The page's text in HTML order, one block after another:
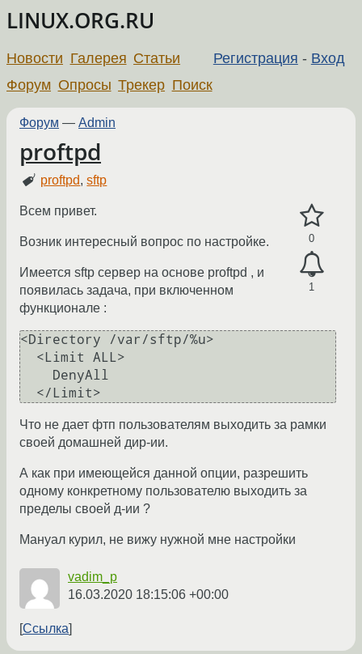
LINUX.ORG.RU
Регистрация - Вход
Новости Галерея Статьи
Форум Опросы Трекер Поиск
Форум — Admin
proftpd
proftpd,sftp
0
1
Всем привет.
Возник интересный вопрос по настройке.
Имеется sftp сервер на основе proftpd , и
появилась задача, при включенном
функционале :
<Directory /var/sftp/%u>
Что не дает фтп пользователям выходить за рамки
своей домашней дир-ии.
А как при имеющейся данной опции, разрешить
одному конкретному пользователю выходить за
пределы своей д-ии ?
Мануал курил, не вижу нужной мне настройки
vadim_p
16.03.2020 18:15:06 +00:00
Ссылка